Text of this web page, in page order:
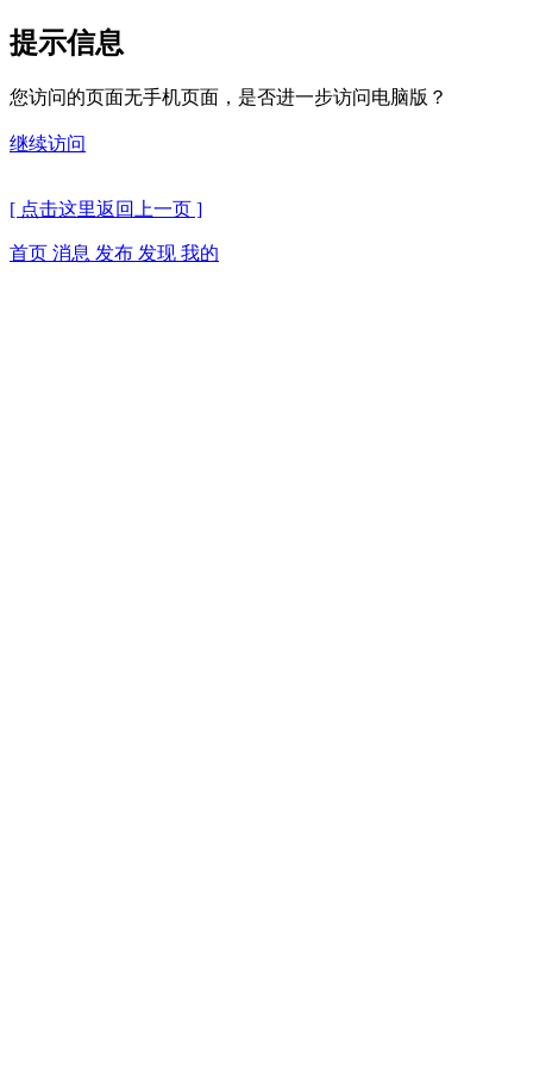
提示信息
您访问的页面无手机页面，是否进一步访问电脑版？
继续访问
[ 点击这里返回上一页 ]
首页 消息 发布 发现 我的